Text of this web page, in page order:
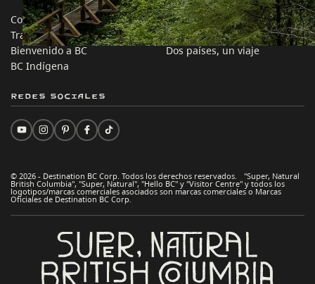
Comercio e Inversión BC
Trabaja en BC
Bienvenido a BC
BC Indígena
Ideas de viaje
Consejos Prácticos
Dos países, un viaje
© 2026 - Destination BC Corp. Todos los derechos reservados. "Super, Natural
British Columbia", "Super, Natural", "Hello BC" y "Visitor Centre" y todos los
logotipos/marcas comerciales asociados son marcas comerciales o Marcas
Oficiales de Destination BC Corp.
Redes sociales